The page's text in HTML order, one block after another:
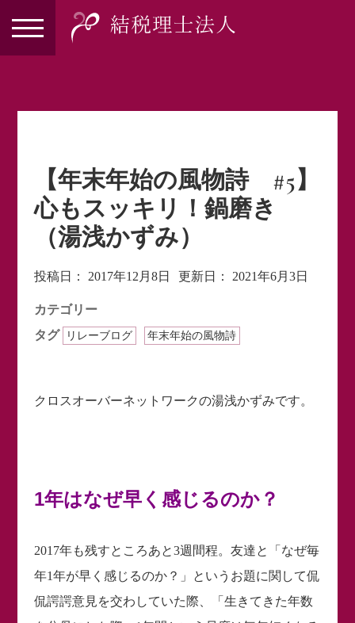
【年末年始の風物詩 #5】
心もスッキリ！鍋磨き
（湯浅かずみ）
投稿日： 2017年12月8日 更新日： 2021年6月3日
カテゴリー
タグ
リレーブログ 年末年始の風物詩
クロスオーバーネットワークの湯浅かずみです。
1年はなぜ早く感じるのか？
2017年も残すところあと3週間程。友達と「なぜ毎
年1年が早く感じるのか？」というお題に関して侃
侃諤諤意見を交わしていた際、「生きてきた年数